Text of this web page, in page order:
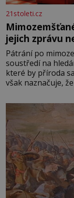
21stoleti.cz
jejich zprávu
Pátrání po
soustředí na
které by příroda
však naznačuje,